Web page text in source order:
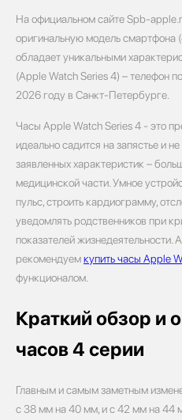
На официальном сайте Spb-
оригинальную модель смартфона
обладает уникальными
(Apple Watch Series 4) – телефон
2026 году в Санкт-Петербурге.
Часы Apple Watch Series 4 - это
идеально садится на запястье и
заявленных характеристик –
медицинской части. Умное
пульс, строить кардиограмму,
уведомлять родственников при
показателей
рекомендуемкупить часы Apple
функционалом.
Краткий обзор и
часов 4 серии
Главным и самым заметным
с 38 мм на 40 мм, и с 42 мм на 44